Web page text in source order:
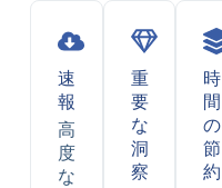
速
報
高
度
な
重
要
な
洞
察
時
間
の
節
約